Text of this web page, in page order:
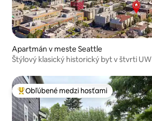
Apartmán v meste Seattle
Štýlový klasický historický byt v štvrti UW
Najobľúbenejšie medzi hosťami
Obľúbené medzi hosťami